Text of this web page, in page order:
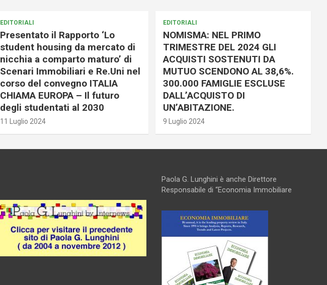
EDITORIALI
Presentato il Rapporto ‘Lo
student housing da mercato di
nicchia a comparto maturo’ di
Scenari Immobiliari e Re.Uni nel
corso del convegno ITALIA
CHIAMA EUROPA – Il futuro
degli studentati al 2030
11 Luglio 2024
EDITORIALI
NOMISMA: NEL PRIMO
TRIMESTRE DEL 2024 GLI
ACQUISTI SOSTENUTI DA
MUTUO SCENDONO AL 38,6%.
300.000 FAMIGLIE ESCLUSE
DALL’ACQUISTO DI
UN’ABITAZIONE.
9 Luglio 2024
Paola G. Lunghini è anche Direttore
Responsabile di “Economia Immobiliare